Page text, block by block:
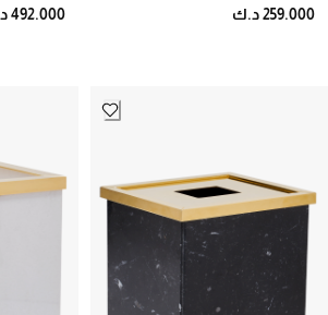
259.000 د.ك 492.000 د.ك